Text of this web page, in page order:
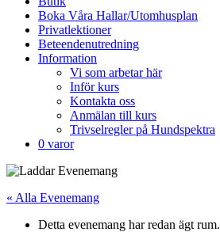
Boka Våra Hallar/Utomhusplan
Privatlektioner
Beteendenutredning
Information
Vi som arbetar här
Inför kurs
Kontakta oss
Anmälan till kurs
Trivselregler på Hundspektra
0 varor
« Alla Evenemang
Detta evenemang har redan ägt rum.